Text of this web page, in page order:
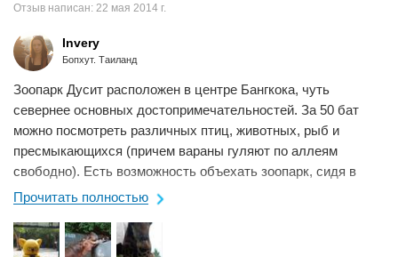
Отзыв написан: 22 мая 2014 г.
Invery
Бопхут. Таиланд
Зоопарк Дусит расположен в центре Бангкока, чуть
севернее основных достопримечательностей. За 50 бат
можно посмотреть различных птиц, животных, рыб и
пресмыкающихся (причем вараны гуляют по аллеям
свободно). Есть возможность объехать зоопарк, сидя в
открытом вагончике, но обойти пешком гораздо ...
Прочитать полностью